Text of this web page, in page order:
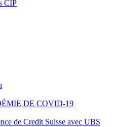
CIP
DE COVID-19
de Credit Suisse avec UBS